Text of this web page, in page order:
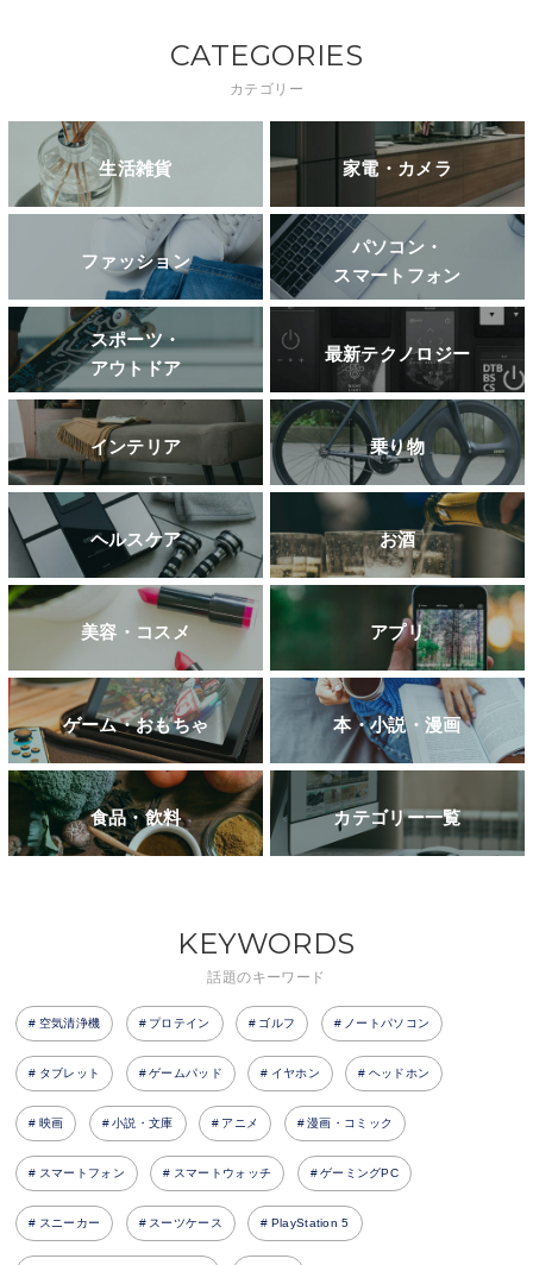
CATEGORIES
カテゴリー
生活雑貨 家電・カメラ
ファッション
パソコン・
スマートフォン
スポーツ・
アウトドア
最新テクノロジー
インテリア 乗り物
ヘルスケア お酒
美容・コスメ アプリ
ゲーム・おもちゃ 本・小説・漫画
食品・飲料 カテゴリー一覧
KEYWORDS
話題のキーワード
空気清浄機 プロテイン ゴルフ ノートパソコン
タブレット ゲームパッド イヤホン ヘッドホン
映画 小説・文庫 アニメ 漫画・コミック
スマートフォン スマートウォッチ ゲーミングPC
スニーカー スーツケース PlayStation 5